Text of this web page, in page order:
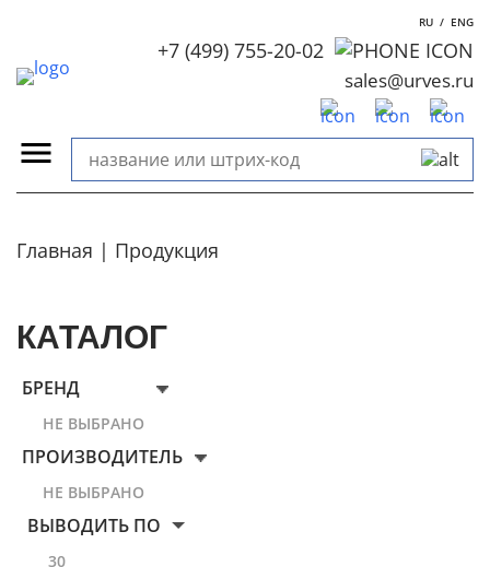
RU / ENG
+7 (499) 755-20-02
sales@urves.ru
Главная Продукция
КАТАЛОГ
БРЕНД
НЕ ВЫБРАНО
ПРОИЗВОДИТЕЛЬ
НЕ ВЫБРАНО
ВЫВОДИТЬ ПО
30